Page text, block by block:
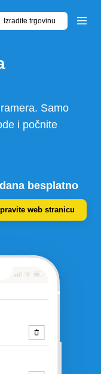
Izradite trgovinu
Samo
i počnite
besplatno
web stranicu